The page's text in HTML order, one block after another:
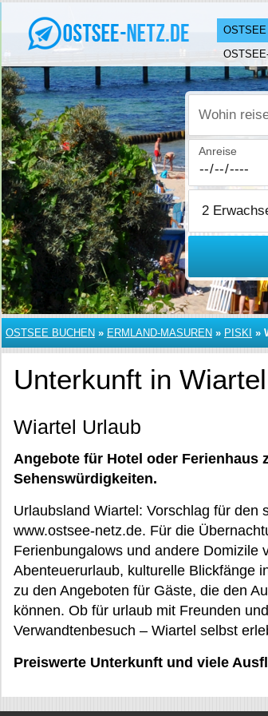
OSTSEE
Wohin reisen
Anreise
OSTSEE BUCHEN » ERMLAND-MASUREN » PISKI »
Unterkunft in
Wiartel Urlaub
Angebote für Hotel oder Ferienhaus
Sehenswürdigkeiten.
Urlaubsland Wiartel: Vorschlag für den
www.ostsee-netz.de. Für die
Ferienbungalows und andere Domizile
Abenteuerurlaub, kulturelle Blickfänge
zu den Angeboten für Gäste, die den
können. Ob für urlaub mit Freunden
Verwandtenbesuch – Wiartel selbst
Preiswerte Unterkunft und viele